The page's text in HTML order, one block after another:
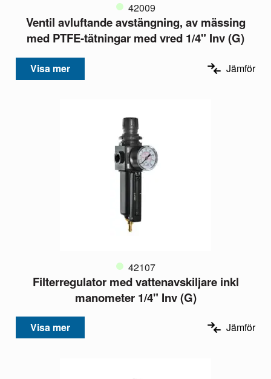
42009
Ventil avluftande avstängning, av mässing
med PTFE-tätningar med vred 1/4" Inv (G)
Visa mer Jämför
42107
Filterregulator med vattenavskiljare inkl
manometer 1/4" Inv (G)
Visa mer Jämför